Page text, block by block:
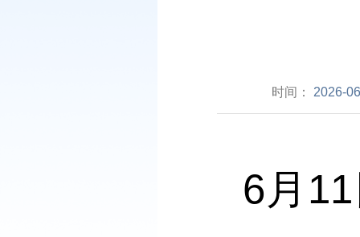
时间： 2026-
6月